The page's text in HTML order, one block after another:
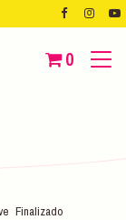
0
Finalizado